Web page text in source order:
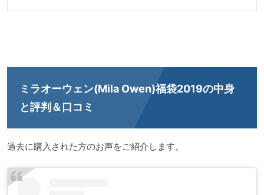
ミラオーウェン(Mila Owen)福袋2019の中身
と評判＆口コミ
過去に購入された方のお声をご紹介します。